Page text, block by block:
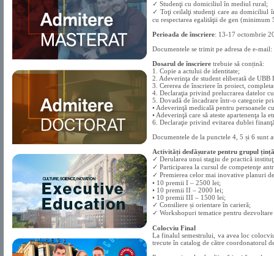
✓ Studenţi cu domiciliul în mediul rural;
✓ Toţi ceilalţi studenţi care au domiciliul
cu respectarea egalităţii de gen (minimum
Perioada de înscriere: 13-17 octombrie
Documentele se trimit pe adresa de e-mail:
Dosarul de înscriere trebuie să conțină:
1. Copie a actului de identitate;
2. Adeverinţa de student eliberată de UBB
3. Cererea de înscriere în proiect,
4. Declaraţia privind prelucrarea datelor
5. Dovadă de încadrare într-o categorie
• Adeverinţă medicală pentru persoanele
• Adeverinţă care să ateste apartenenţa la
6. Declaraţie privind evitarea dublei
Documentele de la punctele 4, 5 și 6 sunt
Activități desfășurate pentru grupul țință
✓ Derularea unui stagiu de practică
✓ Participarea la cursul de competenţe
✓ Premierea celor mai inovative planuri
• 10 premii I – 2500 lei;
• 10 premii II – 2000 lei;
• 10 premii III – 1500 lei;
✓ Consiliere și orientare în carieră;
✓ Workshopuri tematice pentru
Colocviu Final
La finalul semestrului, va avea loc
trecute în catalog de către coordonatorul